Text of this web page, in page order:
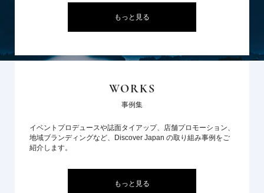
もっと見る
WORKS
事例集
イベントプロデュースや誌面タイアップ、店舗プロモーション、
地域ブランディングなど、Discover Japan の取り組み事例をご
紹介します。
もっと見る